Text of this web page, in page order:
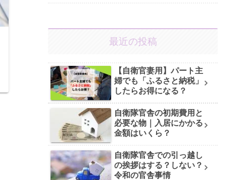
最近の投稿
【自衛官妻用】パート主
婦でも「ふるさと納税」
したらお得になる？
自衛隊官舎の初期費用と
必要な物｜入居にかかる
金額はいくら？
自衛隊官舎での引っ越し
の挨拶はする？しない？
令和の官舎事情